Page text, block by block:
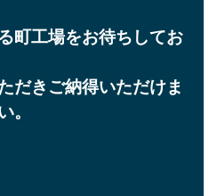
町工場をお待ちしてお
だきご納得いただけま
。